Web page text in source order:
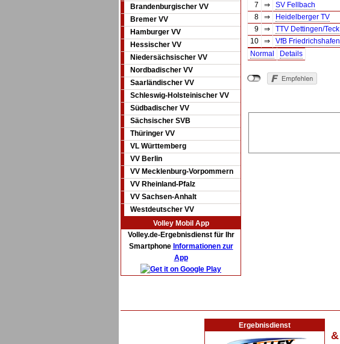
Brandenburgischer VV
Bremer VV
Hamburger VV
Hessischer VV
Niedersächsischer VV
Nordbadischer VV
Saarländischer VV
Schleswig-Holsteinischer VV
Südbadischer VV
Sächsischer SVB
Thüringer VV
VL Württemberg
VV Berlin
VV Mecklenburg-Vorpommern
VV Rheinland-Pfalz
VV Sachsen-Anhalt
Westdeutscher VV
Volley Mobil App
Volley.de-Ergebnisdienst für Ihr
Smartphone Informationen zur
App
7
⇒ SV Fellbach
8
⇒ Heidelberger TV
9
⇒ TTV Dettingen/Teck
10
⇒ VfB Friedrichshafen
Normal
Details
Ergebnisdienst
&